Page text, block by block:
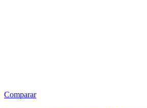
Comparar